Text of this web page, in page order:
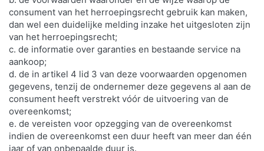
consument van het herroepingsrecht gebruik kan maken,
dan wel een duidelijke melding inzake het uitgesloten zijn
van het herroepingsrecht;
c. de informatie over garanties en bestaande service na
aankoop;
d. de in artikel 4 lid 3 van deze voorwaarden opgenomen
gegevens, tenzij de ondernemer deze gegevens al aan de
consument heeft verstrekt vóór de uitvoering van de
overeenkomst;
e. de vereisten voor opzegging van de overeenkomst
indien de overeenkomst een duur heeft van meer dan één
jaar of van onbepaalde duur is.